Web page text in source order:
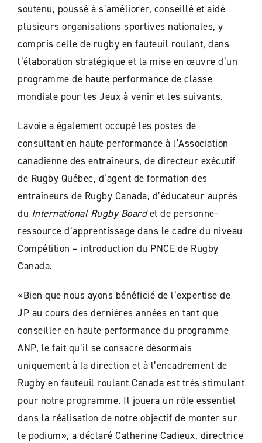
soutenu, poussé à s’améliorer, conseillé et aidé
plusieurs organisations sportives nationales, y
compris celle de rugby en fauteuil roulant, dans
l’élaboration stratégique et la mise en œuvre d’un
programme de haute performance de classe
mondiale pour les Jeux à venir et les suivants.
Lavoie a également occupé les postes de
consultant en haute performance à l’Association
canadienne des entraîneurs, de directeur exécutif
de Rugby Québec, d’agent de formation des
entraîneurs de Rugby Canada, d’éducateur auprès
du International Rugby Boardet de personne-
ressource d’apprentissage dans le cadre du niveau
Compétition – introduction du PNCE de Rugby
Canada.
«Bien que nous ayons bénéficié de l’expertise de
JP au cours des dernières années en tant que
conseiller en haute performance du programme
ANP, le fait qu’il se consacre désormais
uniquement à la direction et à l’encadrement de
Rugby en fauteuil roulant Canada est très stimulant
pour notre programme. Il jouera un rôle essentiel
dans la réalisation de notre objectif de monter sur
le podium», a déclaré Catherine Cadieux, directrice